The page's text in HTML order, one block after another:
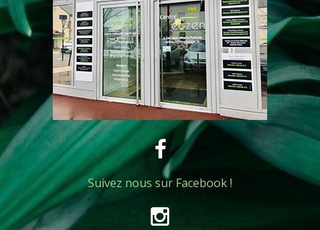
Suivez nous sur Facebook !